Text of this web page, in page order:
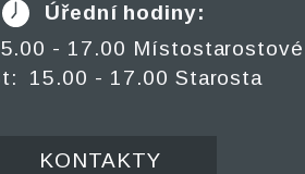
Úřední hodiny:
- 17.00 Místostarostové
15.00 - 17.00 Starosta
KONTAKTY